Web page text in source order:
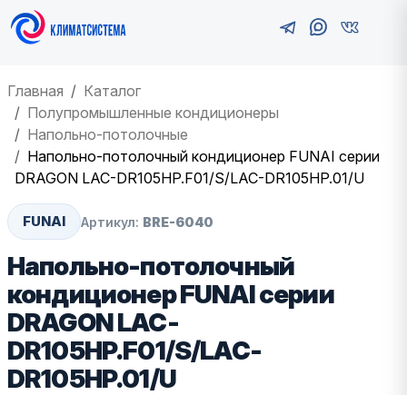
Главная
Каталог
Полупромышленные кондиционеры
Напольно-потолочные
Напольно-потолочный кондиционер FUNAI серии
DRAGON LAC-DR105HP.F01/S/LAC-DR105HP.01/U
FUNAI Артикул: BRE-6040
Напольно-потолочный
кондиционер FUNAI серии
DRAGON LAC-
DR105HP.F01/S/LAC-
DR105HP.01/U